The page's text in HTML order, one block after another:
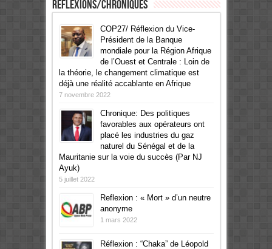
Réflexions/Chroniques
COP27/ Réflexion du Vice-
Président de la Banque
mondiale pour la Région Afrique
de l’Ouest et Centrale : Loin de
la théorie, le changement climatique est
déjà une réalité accablante en Afrique
7 novembre 2022
Chronique: Des politiques
favorables aux opérateurs ont
placé les industries du gaz
naturel du Sénégal et de la
Mauritanie sur la voie du succès (Par NJ
Ayuk)
5 juillet 2022
Reflexion : « Mort » d’un neutre
anonyme
1 mars 2022
Réflexion : “Chaka” de Léopold